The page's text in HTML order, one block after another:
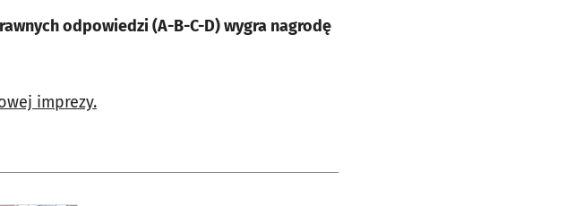
odpowiedzi (A-B-C-D) wygra nagrodę
imprezy.